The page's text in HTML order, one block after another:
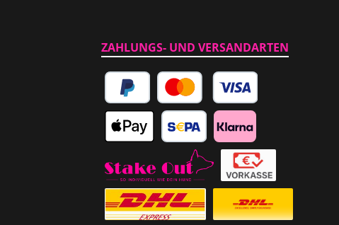
ZAHLUNGS- UND VERSANDARTEN
PayPal Kredit- oder Debitkarte
SEPA Lastschrift
Klarna
Vorkasse
Abholung im Laden